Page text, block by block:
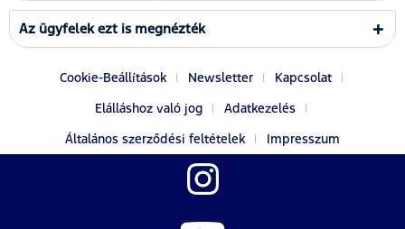
Az ügyfelek ezt is megnézték
Cookie-Beállítások Newsletter
Kapcsolat
Elálláshoz való jog
Adatkezelés
Általános szerződési feltételek
Impresszum